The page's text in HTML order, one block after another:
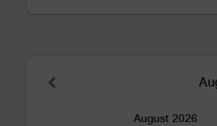
August 2026